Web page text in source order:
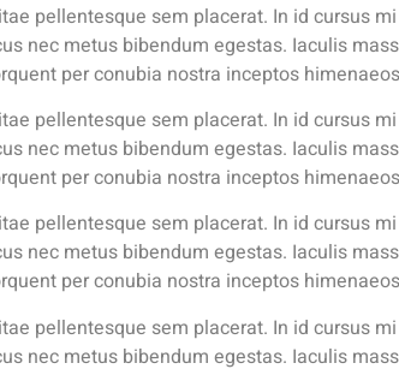
pellentesque sem placerat. In id cursus
nec metus bibendum egestas. Iaculis
per conubia nostra inceptos
pellentesque sem placerat. In id cursus
nec metus bibendum egestas. Iaculis
per conubia nostra inceptos
pellentesque sem placerat. In id cursus
nec metus bibendum egestas. Iaculis
per conubia nostra inceptos
pellentesque sem placerat. In id cursus
nec metus bibendum egestas. Iaculis